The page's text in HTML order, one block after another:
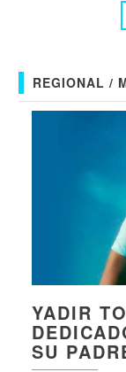
REGIONAL /
YADIR
SU